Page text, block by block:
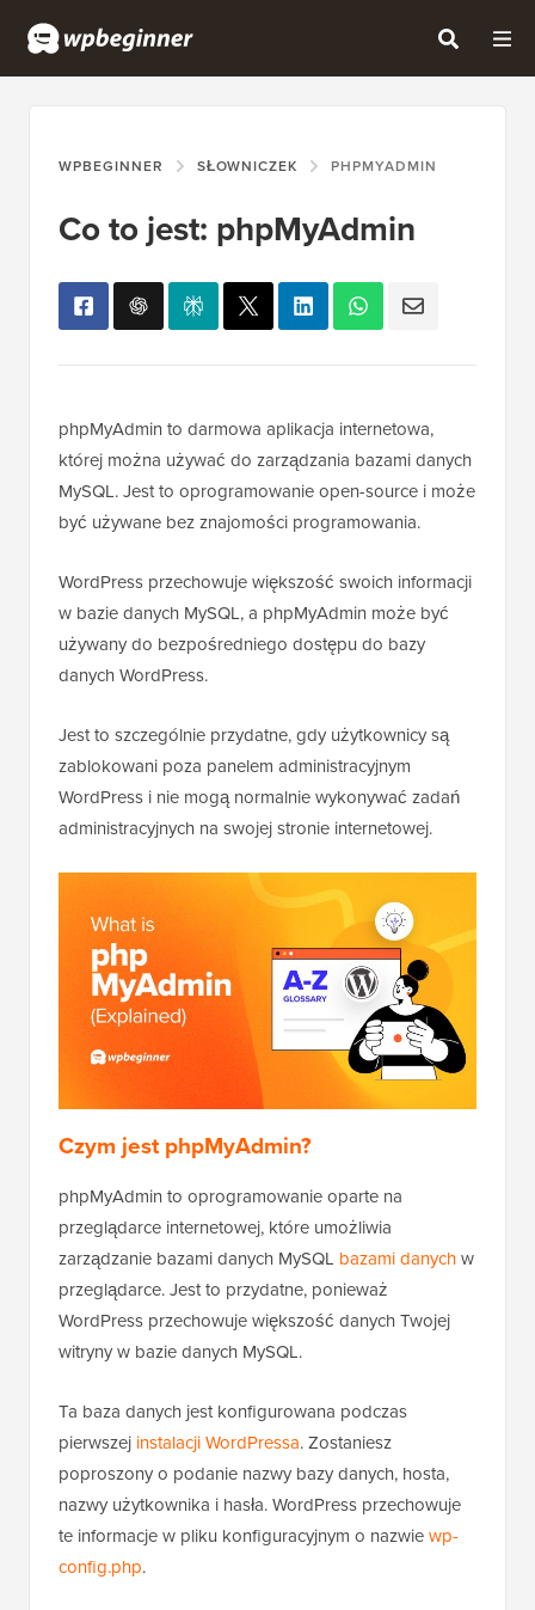
WPBEGINNER SŁOWNICZEK PHPMYADMIN
Co to jest: phpMyAdmin
phpMyAdmin to darmowa aplikacja internetowa,
której można używać do zarządzania bazami danych
MySQL. Jest to oprogramowanie open-source i może
być używane bez znajomości programowania.
WordPress przechowuje większość swoich informacji
w bazie danych MySQL, a phpMyAdmin może być
używany do bezpośredniego dostępu do bazy
danych WordPress.
Jest to szczególnie przydatne, gdy użytkownicy są
zablokowani poza panelem administracyjnym
WordPress i nie mogą normalnie wykonywać zadań
administracyjnych na swojej stronie internetowej.
Czym jest phpMyAdmin?
phpMyAdmin to oprogramowanie oparte na
przeglądarce internetowej, które umożliwia
zarządzanie bazami danych MySQL bazami danychw
przeglądarce. Jest to przydatne, ponieważ
WordPress przechowuje większość danych Twojej
witryny w bazie danych MySQL.
Ta baza danych jest konfigurowana podczas
pierwszej instalacji WordPressa. Zostaniesz
poproszony o podanie nazwy bazy danych, hosta,
nazwy użytkownika i hasła. WordPress przechowuje
te informacje w pliku konfiguracyjnym o nazwiewp-
config.php.